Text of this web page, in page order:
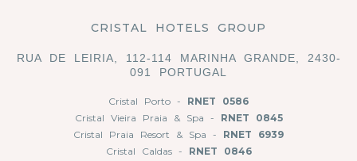
CRISTAL HOTELS GROUP
RUA DE LEIRIA, 112-114 MARINHA GRANDE, 2430-
091 PORTUGAL
Cristal Porto - RNET 0586
Cristal Vieira Praia & Spa - RNET 0845
Cristal Praia Resort & Spa - RNET 6939
Cristal Caldas - RNET 0846